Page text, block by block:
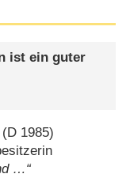
ist ein guter
D 1985)
…“